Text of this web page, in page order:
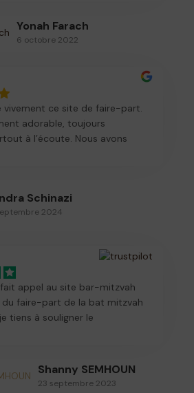
Yonah Farach
6 octobre 2022
vivement ce site de faire-part.
adorable, toujours
à l’écoute. Nous avons
innovant! Une belle
et son équipe 🫶🫶
Schinazi
2024
appel au site bar-mitzvah
faire-part de la bat mitzvah
tiens à souligner le
remarquable. Nous
résultat et recommandons
Shanny SEMHOUN
23 septembre 2023